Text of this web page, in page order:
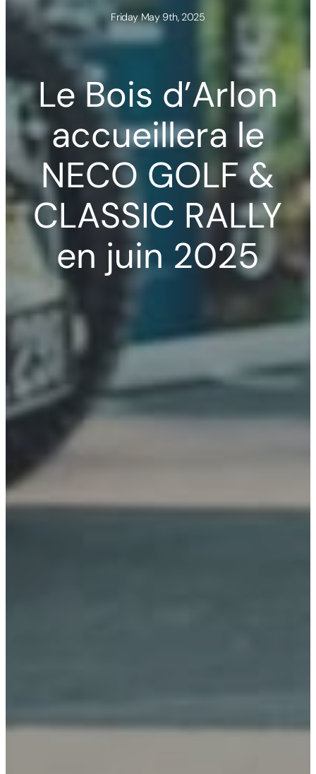
Friday May 9th, 2025
Le Bois d’Arlon
accueillera le
NECO GOLF &
CLASSIC RALLY
en juin 2025